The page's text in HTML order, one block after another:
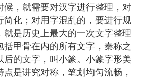
候，就需要对汉字进行整理，对
简化；对用字混乱的，要进行规
就是历史上最大的一次文字整理
甲骨在内的所有文字，秦称之
后的文字，叫小篆。小篆字形美
是讲究对称，笔划均匀流畅，